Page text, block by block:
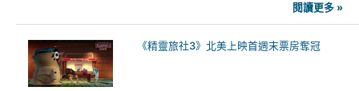
閱讀更多 »
《精靈旅社3》北美上映首週末票房奪冠